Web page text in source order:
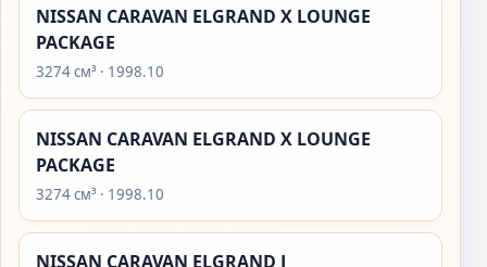
NISSAN CARAVAN ELGRAND X LOUNGE
PACKAGE
3274 см³ · 1998.10
NISSAN CARAVAN ELGRAND X LOUNGE
PACKAGE
3274 см³ · 1998.10
NISSAN CARAVAN ELGRAND J